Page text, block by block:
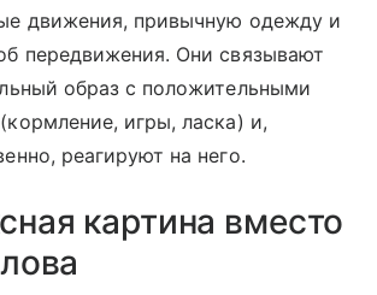
движения, привычную одежду и
передвижения. Они связывают
образ с положительными
игры, ласка) и,
реагируют на него.
картина вместо